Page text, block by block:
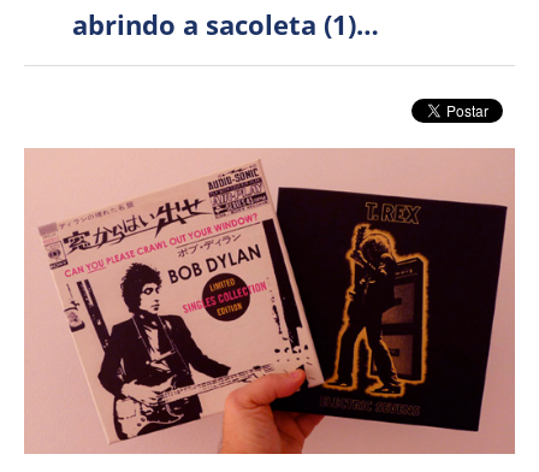
abrindo a sacoleta (1)…